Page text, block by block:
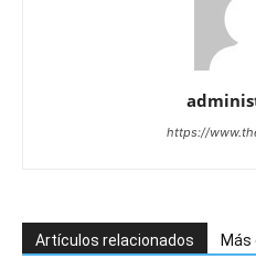
https://
Artículos relacionados Más